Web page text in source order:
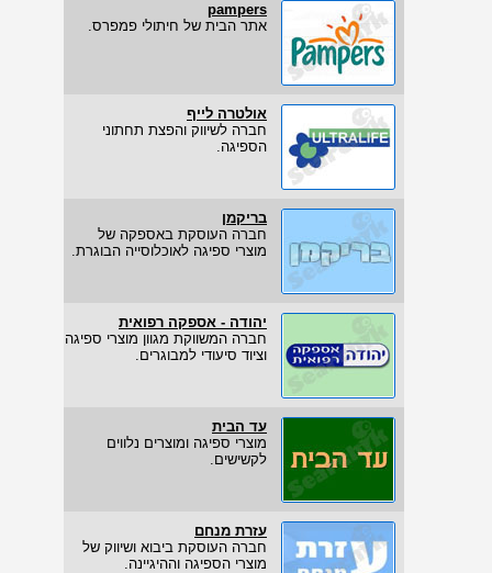
pampers
אתר הבית של חיתולי פמפרס.
אולטרה לייף
חברה לשיווק והפצת תחתוני
הספיגה.
בריקמן
חברה העוסקת באספקה של
מוצרי ספיגה לאוכלוסייה הבוגרת.
יהודה - אספקה רפואית
חברה המשווקת מגוון מוצרי ספיגה
וציוד סיעודי למבוגרים.
עד הבית
מוצרי ספיגה ומוצרים נלווים
לקשישים.
עזרת מנחם
חברה העוסקת ביבוא ושיווק של
מוצרי הספיגה וההיגיינה.